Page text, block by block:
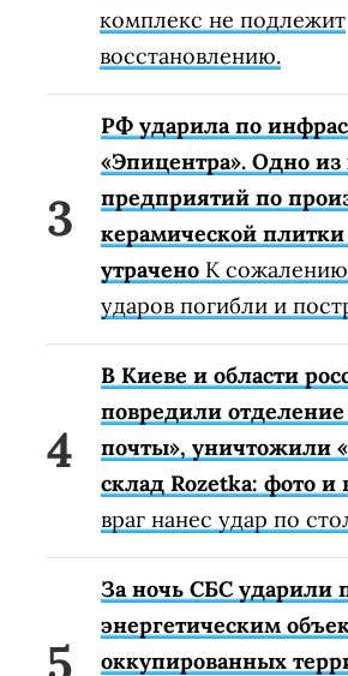
комплекс не подлежит
восстановлению.
РФ ударила по
«Эпицентра». Одно
предприятий по
керамической
утрачено К
ударов погибли и
В Киеве и области
повредили
почты», уничтожили
склад Rozetka: фото и
враг нанес удар по
За ночь СБС ударили
энергетическим
оккупированных